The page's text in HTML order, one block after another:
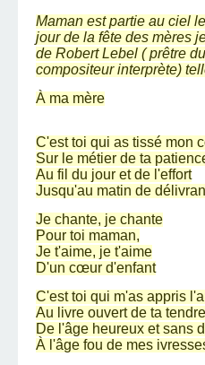
Maman est partie au ciel
jour de la fête des mères
de Robert Lebel ( prêtre
compositeur interprète)
À ma mère
C'est toi qui as tissé mon
Sur le métier de ta
Au fil du jour et de l'effort
Jusqu'au matin de
Je chante, je chante
Pour toi maman,
Je t'aime, je t'aime
D'un cœur d'enfant
C'est toi qui m'as appris
Au livre ouvert de ta
De l'âge heureux et sans
À l'âge fou de mes